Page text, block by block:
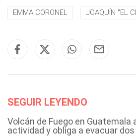
EMMA CORONEL JOAQUÍN "EL
SEGUIR LEYENDO
Volcán de Fuego en Guatemala
actividad y obliga a evacuar